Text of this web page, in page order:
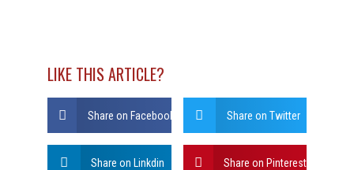
LIKE THIS ARTICLE?
Share on Facebook Share on Twitter
Share on Linkdin Share on Pinterest